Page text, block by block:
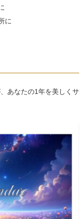
に
あなたの1年を美しくサ